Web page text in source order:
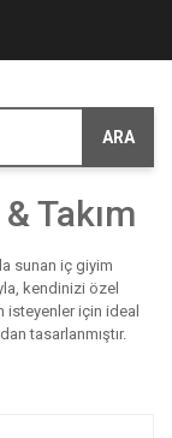
ARA
Takım
sunan iç giyim
kendinizi özel
isteyenler için ideal
tasarlanmıştır.